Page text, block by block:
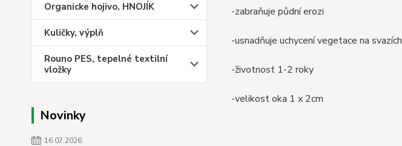
Organicke hojivo, HNOJÍK
Kuličky, výplň
Rouno PES, tepelné textilní
vložky
Novinky
16.07.2026
-zabraňuje půdní erozi
-usnadňuje uchycení vegetace na svazích
-životnost 1-2 roky
-velikost oka 1 x 2cm